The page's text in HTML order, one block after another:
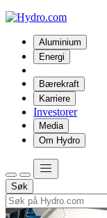
Aluminium
Energi
Bærekraft
Karriere
Investorer
Media
Om Hydro
Søk